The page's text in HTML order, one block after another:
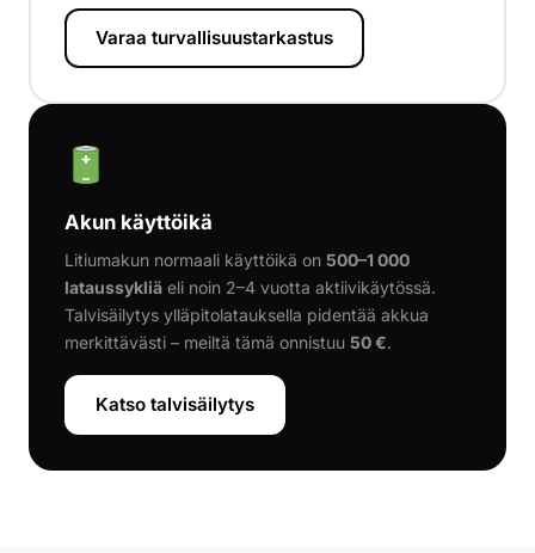
Varaa turvallisuustarkastus
Akun käyttöikä
Litiumakun normaali käyttöikä on 500–1 000
lataussykliäeli noin 2–4 vuotta aktiivikäytössä.
Talvisäilytys ylläpitolatauksella pidentää akkua
merkittävästi – meiltä tämä onnistuu 50 €.
Katso talvisäilytys